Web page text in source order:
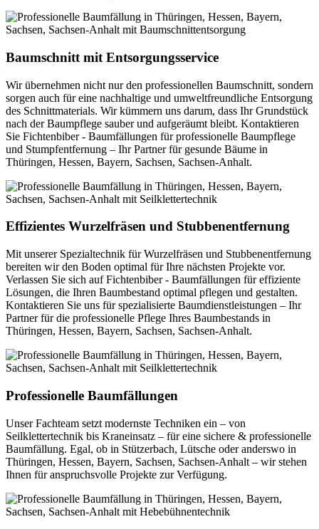
Baumschnitt mit Entsorgungsservice
Wir übernehmen nicht nur den professionellen Baumschnitt, sondern
sorgen auch für eine nachhaltige und umweltfreundliche Entsorgung
des Schnittmaterials. Wir kümmern uns darum, dass Ihr Grundstück
nach der Baumpflege sauber und aufgeräumt bleibt. Kontaktieren
Sie Fichtenbiber - Baumfällungen für professionelle Baumpflege
und Stumpfentfernung – Ihr Partner für gesunde Bäume in
Thüringen, Hessen, Bayern, Sachsen, Sachsen-Anhalt.
Effizientes Wurzelfräsen und Stubbenentfernung
Mit unserer Spezialtechnik für Wurzelfräsen und Stubbenentfernung
bereiten wir den Boden optimal für Ihre nächsten Projekte vor.
Verlassen Sie sich auf Fichtenbiber - Baumfällungen für effiziente
Lösungen, die Ihren Baumbestand optimal pflegen und gestalten.
Kontaktieren Sie uns für spezialisierte Baumdienstleistungen – Ihr
Partner für die professionelle Pflege Ihres Baumbestands in
Thüringen, Hessen, Bayern, Sachsen, Sachsen-Anhalt.
Professionelle Baumfällungen
Unser Fachteam setzt modernste Techniken ein – von
Seilklettertechnik bis Kraneinsatz – für eine sichere & professionelle
Baumfällung. Egal, ob in Stützerbach, Lütsche oder anderswo in
Thüringen, Hessen, Bayern, Sachsen, Sachsen-Anhalt – wir stehen
Ihnen für anspruchsvolle Projekte zur Verfügung.